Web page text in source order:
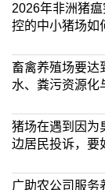
2026年非洲猪
控的中小猪场如
畜禽养殖场要达
水、粪污资源化
猪场在遇到因为
边居民投诉，要
广助农公司服务